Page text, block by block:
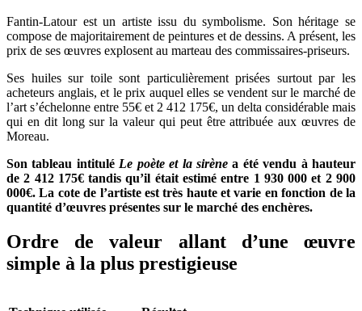
Fantin-Latour est un artiste issu du symbolisme. Son héritage se
compose de majoritairement de peintures et de dessins. A présent, les
prix de ses œuvres explosent au marteau des commissaires-priseurs.
Ses huiles sur toile sont particulièrement prisées surtout par les
acheteurs anglais, et le prix auquel elles se vendent sur le marché de
l’art s’échelonne entre 55€ et 2 412 175€, un delta considérable mais
qui en dit long sur la valeur qui peut être attribuée aux œuvres de
Moreau.
Son tableau intitulé Le poète et la sirènea été vendu à hauteur
de 2 412 175€ tandis qu’il était estimé entre 1 930 000 et 2 900
000€. La cote de l’artiste est très haute et varie en fonction de la
quantité d’œuvres présentes sur le marché des enchères.
Ordre de valeur allant d’une œuvre
simple à la plus prestigieuse